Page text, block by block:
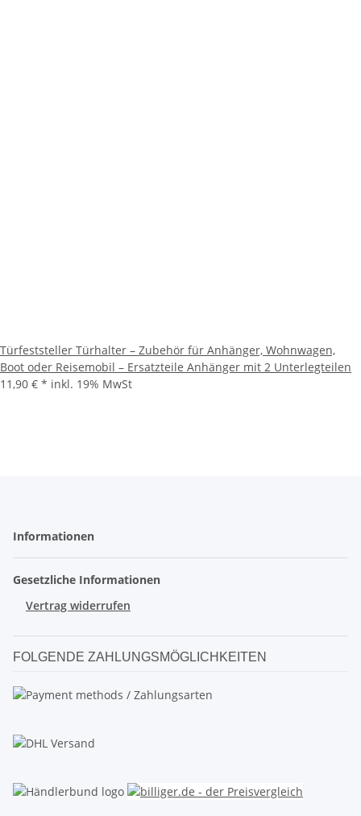
Türfeststeller Türhalter – Zubehör für Anhänger, Wohnwagen,
Boot oder Reisemobil – Ersatzteile Anhänger mit 2 Unterlegteilen
11,90 € * inkl. 19% MwSt
Informationen
Gesetzliche Informationen
Vertrag widerrufen
FOLGENDE ZAHLUNGSMÖGLICHKEITEN